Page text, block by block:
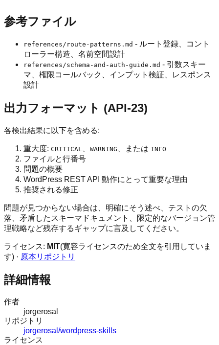
参考ファイル
references/route-patterns.md - ルート登録、コント
ローラー構造、名前空間設計
references/schema-and-auth-guide.md - 引数スキー
マ、権限コールバック、インプット検証、レスポンス
設計
出力フォーマット (API-23)
各検出結果に以下を含める:
重大度: CRITICAL WARNING 、または INFO
ファイルと行番号
問題の概要
WordPress REST API 動作にとって重要な理由
推奨される修正
問題が見つからない場合は、明確にそう述べ、テストの欠
落、矛盾したスキーマドキュメント、限定的なバージョン管
理戦略など残存するギャップに言及してください。
ライセンス: MIT(寛容ライセンスのため全文を引用していま
す) · 原本リポジトリ
詳細情報
作者
jorgerosal
リポジトリ
jorgerosal/wordpress-skills
ライセンス